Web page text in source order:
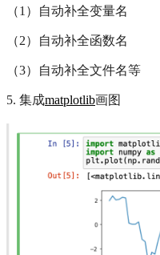
（1）自动补全变量名
（2）自动补全函数名
（3）自动补全文件名等
5. 集成matplotlib画图